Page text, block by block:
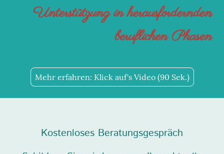
Unterstützung in herausfordernden
beruflichen Phasen
Mehr erfahren: Klick auf's Video (90 Sek.)
Kostenloses Beratungsgespräch